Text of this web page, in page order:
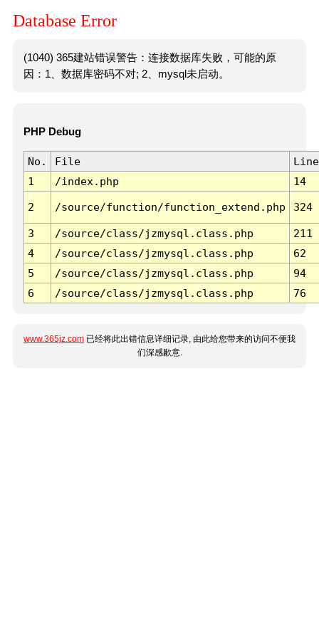
Database Error
(1040) 365建站错误警告：连接数据库失败，可能的原
因：1、数据库密码不对; 2、mysql未启动。
PHP Debug
No. File
Line
1
/index.php 14
2 /source/function/function_extend.php 324
3 /source/class/jzmysql.class.php
211
4
/source/class/jzmysql.class.php
62
5
/source/class/jzmysql.class.php
94
6
/source/class/jzmysql.class.php 76
www.365jz.com 已经将此出错信息详细记录, 由此给您带来的访问不便我
们深感歉意.